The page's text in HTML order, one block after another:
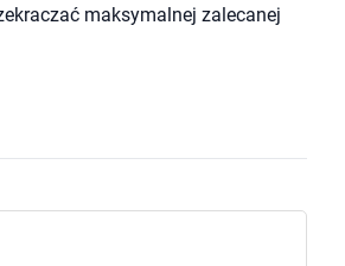
maksymalnej zalecanej